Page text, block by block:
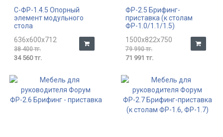
С-ФР-1.4.5 Опорный
элемент модульного
стола
636x600x712
38 400 тг.
34 560 тг.
ФР-2.5 Брифинг-
приставка (к столам
ФР-1.0/1.1/1.5)
1500x822x750
79 990 тг.
71 991 тг.